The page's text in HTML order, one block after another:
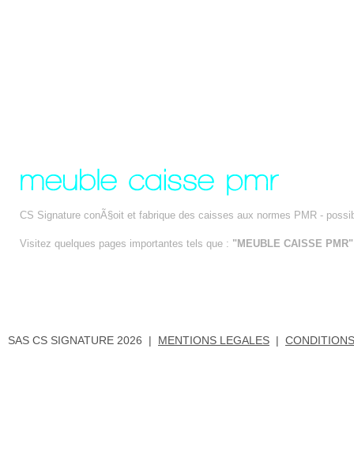
CS Signature conÃ§oit et fabrique des caisses aux normes PMR -
Visitez quelques pages importantes tels que : "MEUBLE CAISSE PMR"
SAS CS SIGNATURE 2026 | MENTIONS LEGALES |